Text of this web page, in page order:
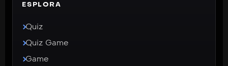
ESPLORA
Quiz
Quiz Game
Game